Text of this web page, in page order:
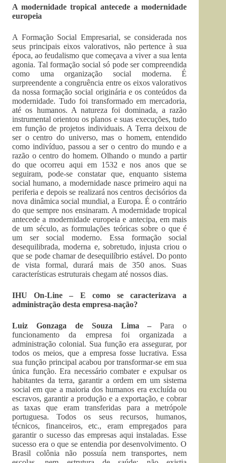
A modernidade tropical antecede a modernidade
europeia
A Formação Social Empresarial, se considerada nos
seus principais eixos valorativos, não pertence à sua
época, ao feudalismo que começava a viver a sua lenta
agonia. Tal formação social só pode ser compreendida
como uma organização social moderna. É
surpreendente a congruência entre os eixos valorativos
da nossa formação social originária e os conteúdos da
modernidade. Tudo foi transformado em mercadoria,
até os humanos. A natureza foi dominada, a razão
instrumental orientou os planos e suas execuções, tudo
em função de projetos individuais. A Terra deixou de
ser o centro do universo, mas o homem, entendido
como indivíduo, passou a ser o centro do mundo e a
razão o centro do homem. Olhando o mundo a partir
do que ocorreu aqui em 1532 e nos anos que se
seguiram, pode-se constatar que, enquanto sistema
social humano, a modernidade nasce primeiro aqui na
periferia e depois se realizará nos centros decisórios da
nova dinâmica social mundial, a Europa. É o contrário
do que sempre nos ensinaram. A modernidade tropical
antecede a modernidade europeia e antecipa, em mais
de um século, as formulações teóricas sobre o que é
um ser social moderno. Essa formação social
desequilibrada, moderna e, sobretudo, injusta criou o
que se pode chamar de desequilíbrio estável. Do ponto
de vista formal, durará mais de 350 anos. Suas
características estruturais chegam até nossos dias.
IHU On-Line – E como se caracterizava a
administração desta empresa-nação?
Luiz Gonzaga de Souza Lima – Para o
funcionamento da empresa foi organizada a
administração colonial. Sua função era assegurar, por
todos os meios, que a empresa fosse lucrativa. Essa
sua função principal acabou por transformar-se em sua
única função. Era necessário combater e expulsar os
habitantes da terra, garantir a ordem em um sistema
social em que a maioria dos humanos era excluída ou
escravos, garantir a produção e a exportação, e cobrar
as taxas que eram transferidas para a metrópole
portuguesa. Todos os seus recursos, humanos,
técnicos, financeiros, etc., eram empregados para
garantir o sucesso das empresas aqui instaladas. Esse
sucesso era o que se entendia por desenvolvimento. O
Brasil colônia não possuía nem transportes, nem